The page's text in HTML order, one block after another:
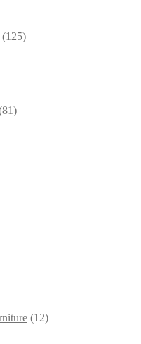
(125)
(12)